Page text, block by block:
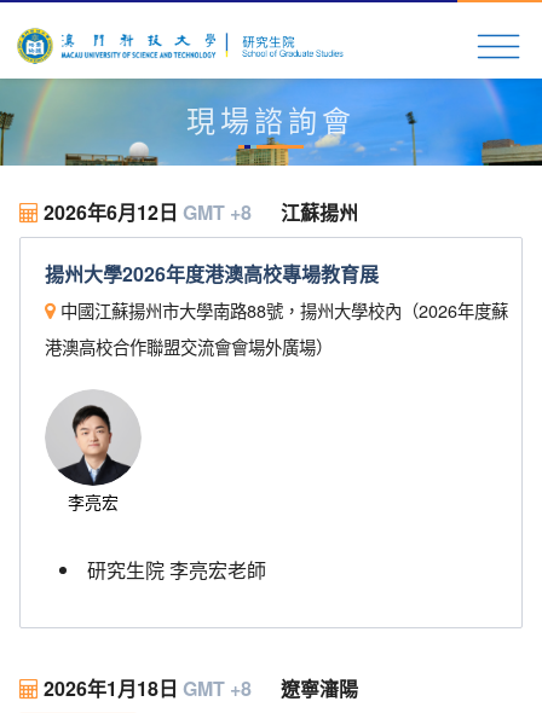
現場諮詢會
2026年6月12日 GMT +8 江蘇揚州
揚州大學2026年度港澳高校專場教育展
中國江蘇揚州市大學南路88號，揚州大學校內（2026年度蘇
港澳高校合作聯盟交流會會場外廣場）
李亮宏
研究生院 李亮宏老師
2026年1月18日 GMT +8 遼寧瀋陽